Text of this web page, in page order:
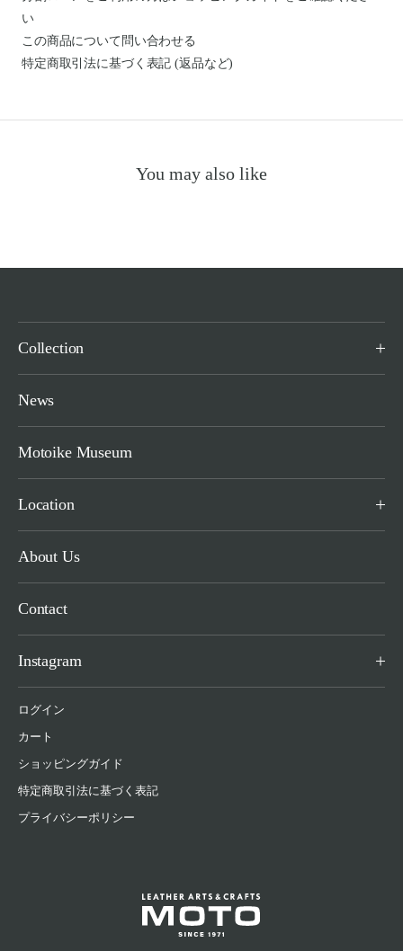
い
この商品について問い合わせる
特定商取引法に基づく表記 (返品など)
You may also like
Collection
News
Motoike Museum
Location
About Us
Contact
Instagram
ログイン
カート
ショッピングガイド
特定商取引法に基づく表記
プライバシーポリシー